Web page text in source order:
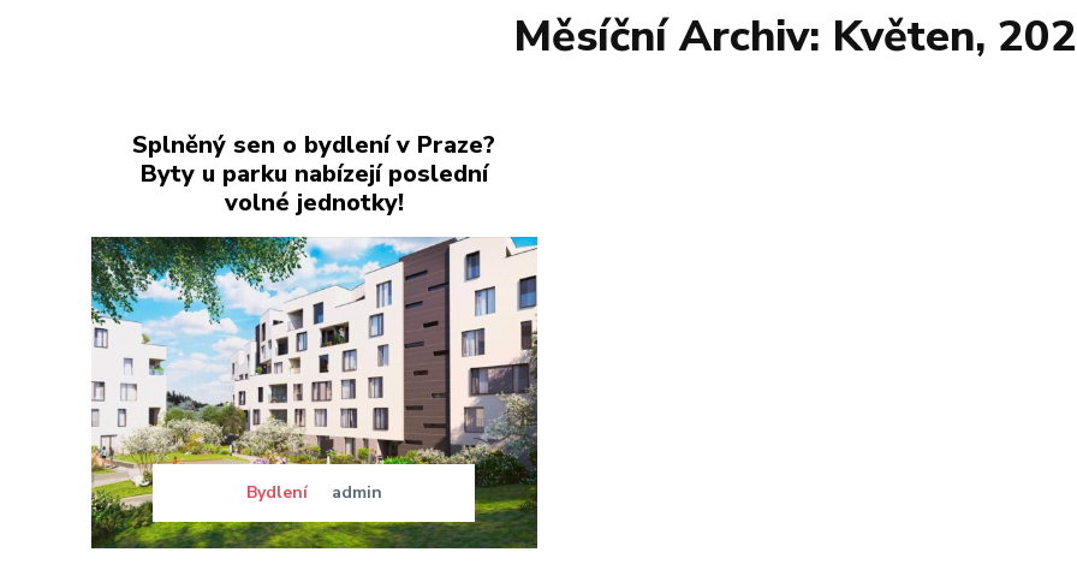
Měsíční Archiv: Květen,
Splněný sen o bydlení v Praze?
Byty u parku nabízejí poslední
volné jednotky!
Bydlení admin